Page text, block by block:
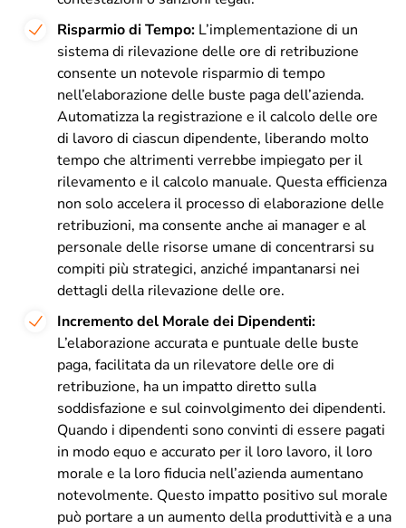
Risparmio di Tempo: L’implementazione di un
sistema di rilevazione delle ore di retribuzione
consente un notevole risparmio di tempo
nell’elaborazione delle buste paga dell’azienda.
Automatizza la registrazione e il calcolo delle ore
di lavoro di ciascun dipendente, liberando molto
tempo che altrimenti verrebbe impiegato per il
rilevamento e il calcolo manuale. Questa efficienza
non solo accelera il processo di elaborazione delle
retribuzioni, ma consente anche ai manager e al
personale delle risorse umane di concentrarsi su
compiti più strategici, anziché impantanarsi nei
dettagli della rilevazione delle ore.
Incremento del Morale dei Dipendenti:
L’elaborazione accurata e puntuale delle buste
paga, facilitata da un rilevatore delle ore di
retribuzione, ha un impatto diretto sulla
soddisfazione e sul coinvolgimento dei dipendenti.
Quando i dipendenti sono convinti di essere pagati
in modo equo e accurato per il loro lavoro, il loro
morale e la loro fiducia nell’azienda aumentano
notevolmente. Questo impatto positivo sul morale
può portare a un aumento della produttività e a una